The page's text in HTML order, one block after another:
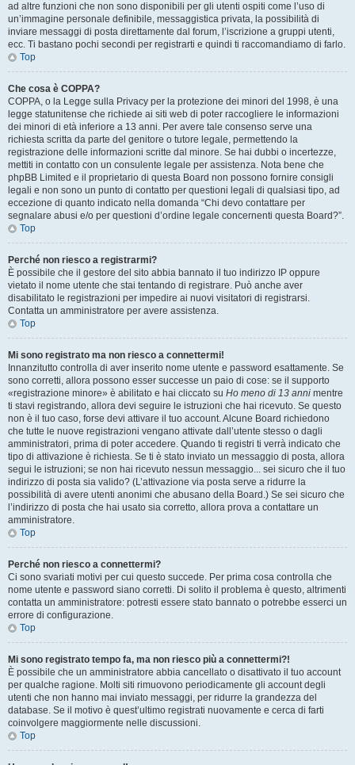
ad altre funzioni che non sono disponibili per gli utenti ospiti come l’uso di
un’immagine personale definibile, messaggistica privata, la possibilità di
inviare messaggi di posta direttamente dal forum, l’iscrizione a gruppi utenti,
ecc. Ti bastano pochi secondi per registrarti e quindi ti raccomandiamo di farlo.
Top
Che cosa è COPPA?
COPPA, o la Legge sulla Privacy per la protezione dei minori del 1998, è una
legge statunitense che richiede ai siti web di poter raccogliere le informazioni
dei minori di età inferiore a 13 anni. Per avere tale consenso serve una
richiesta scritta da parte del genitore o tutore legale, permettendo la
registrazione delle informazioni scritte dal minore. Se hai dubbi o incertezze,
mettiti in contatto con un consulente legale per assistenza. Nota bene che
phpBB Limited e il proprietario di questa Board non possono fornire consigli
legali e non sono un punto di contatto per questioni legali di qualsiasi tipo, ad
eccezione di quanto indicato nella domanda “Chi devo contattare per
segnalare abusi e/o per questioni d’ordine legale concernenti questa Board?”.
Top
Perché non riesco a registrarmi?
È possibile che il gestore del sito abbia bannato il tuo indirizzo IP oppure
vietato il nome utente che stai tentando di registrare. Può anche aver
disabilitato le registrazioni per impedire ai nuovi visitatori di registrarsi.
Contatta un amministratore per avere assistenza.
Top
Mi sono registrato ma non riesco a connettermi!
Innanzitutto controlla di aver inserito nome utente e password esattamente. Se
sono corretti, allora possono esser successe un paio di cose: se il supporto
«registrazione minore» è abilitato e hai cliccato su Ho meno di 13 anni mentre
ti stavi registrando, allora devi seguire le istruzioni che hai ricevuto. Se questo
non è il tuo caso, forse devi attivare il tuo account. Alcune Board richiedono
che tutte le nuove registrazioni vengano attivate dall’utente stesso o dagli
amministratori, prima di poter accedere. Quando ti registri ti verrà indicato che
tipo di attivazione è richiesta. Se ti è stato inviato un messaggio di posta, allora
segui le istruzioni; se non hai ricevuto nessun messaggio... sei sicuro che il tuo
indirizzo di posta sia valido? (L’attivazione via posta serve a ridurre la
possibilità di avere utenti anonimi che abusano della Board.) Se sei sicuro che
l’indirizzo di posta che hai usato sia corretto, allora prova a contattare un
amministratore.
Top
Perché non riesco a connettermi?
Ci sono svariati motivi per cui questo succede. Per prima cosa controlla che
nome utente e password siano corretti. Di solito il problema è questo, altrimenti
contatta un amministratore: potresti essere stato bannato o potrebbe esserci un
errore di configurazione.
Top
Mi sono registrato tempo fa, ma non riesco più a connettermi?!
È possibile che un amministratore abbia cancellato o disattivato il tuo account
per qualche ragione. Molti siti rimuovono periodicamente gli account degli
utenti che non hanno mai inviato messaggi, per ridurre la grandezza del
database. Se il motivo è quest’ultimo registrati nuovamente e cerca di farti
coinvolgere maggiormente nelle discussioni.
Top